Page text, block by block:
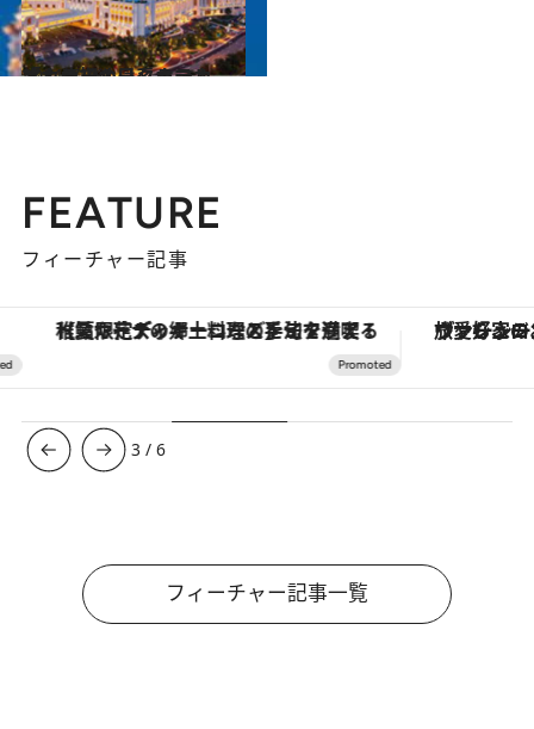
2011.7.29
マカオ初の日系ホテル「ホテルオークラマカオ」
旅＆お出かけ
FEATURE
フィーチャー記事
【夏限定ディナーコース】旬を迎える稚鮎や花ズッキーニなどをイタリア・トスカーナの郷土料理の手法で満喫！ ヴァシュロン・コンスタンタ
3 /6
フィーチャー記事一覧